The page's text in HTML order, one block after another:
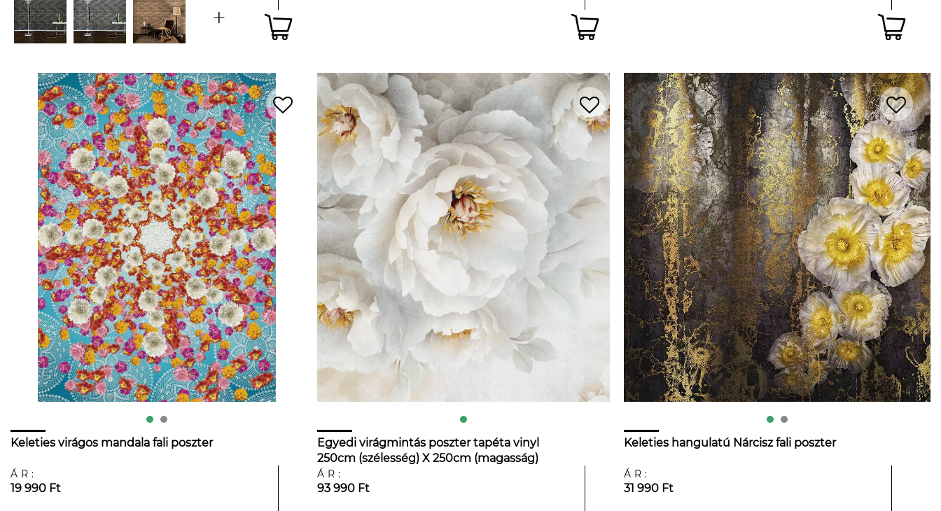
Keleties virágos mandala fali poszter
ÁR:
19 990 Ft
Egyedi virágmintás poszter tapéta vinyl
250cm (szélesség) X 250cm (magasság)
ÁR:
93 990 Ft
Keleties hangulatú Nárcisz fali poszter
ÁR:
31 990 Ft